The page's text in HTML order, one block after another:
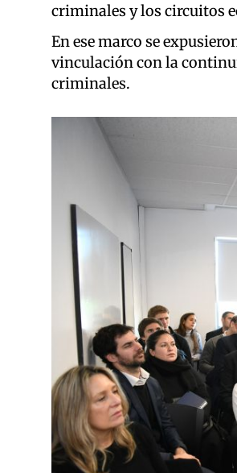
criminales y los circuitos
En ese marco se
vinculación con la
criminales.